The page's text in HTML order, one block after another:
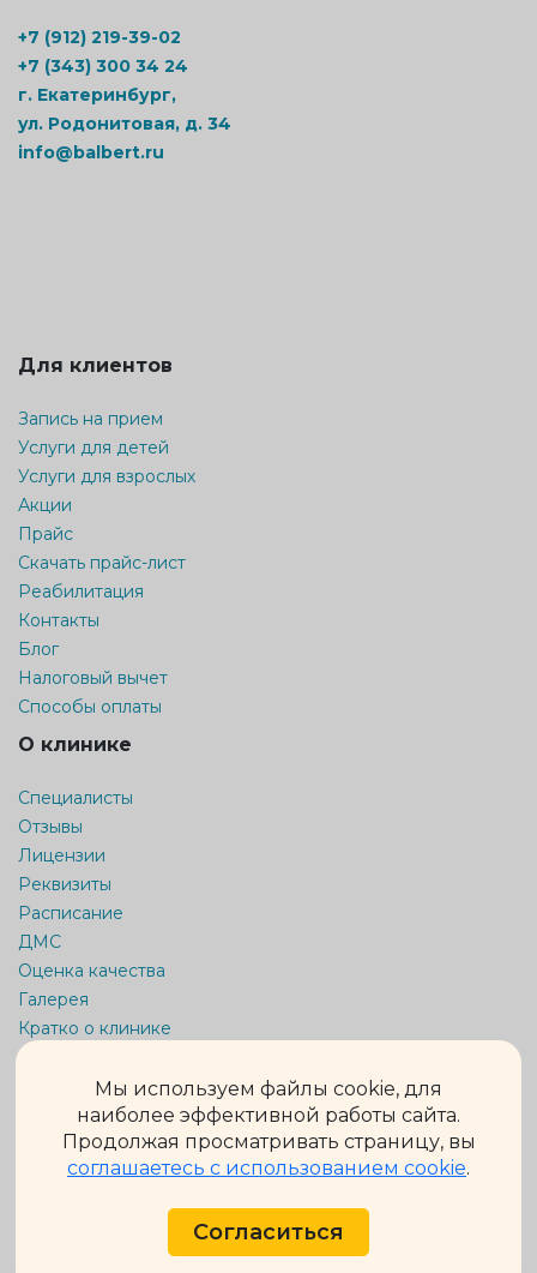
Мы используем файлы cookie, для
наиболее эффективной работы сайта.
Продолжая просматривать страницу, вы
соглашаетесь с использованием cookie.
Согласиться
+7 (912) 219-39-02
+7 (343) 300 34 24
г. Екатеринбург,
ул. Родонитовая, д. 34
info@balbert.ru
Для клиентов
Запись на прием
Услуги для детей
Услуги для взрослых
Акции
Прайс
Скачать прайс-лист
Реабилитация
Контакты
Блог
Налоговый вычет
Способы оплаты
О клинике
Специалисты
Отзывы
Лицензии
Реквизиты
Расписание
ДМС
Оценка качества
Галерея
Кратко о клинике
Карта сайта
Информация на сайте не является публичной офертой.
Обращаем Ваше внимание на то, что данный интернет-сайт
носит исключительно информационный характер и ни при
каких условиях не является публичной офертой,
определяемой положениями ч. 2 ст. 437 Гражданского кодекса
Подробную информацию о стоимости и сроках выполнения
услуг уточняйте у администраторов.
Внимание! Имеются противопоказания. Необходима